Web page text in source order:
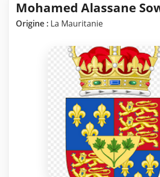
Mohamed Alassane
Origine : La Mauritanie